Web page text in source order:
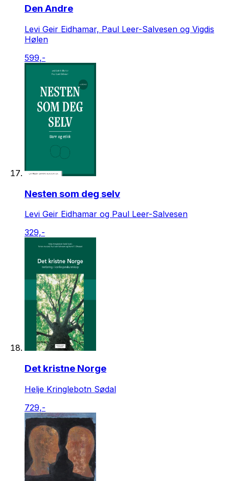
Den Andre
Levi Geir Eidhamar, Paul Leer-Salvesen og Vigdis
Hølen
599,-
Nesten som deg selv
Levi Geir Eidhamar og Paul Leer-Salvesen
329,-
Det kristne Norge
Helje Kringlebotn Sødal
729,-